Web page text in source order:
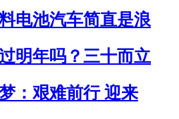
电池汽车简直是浪
明年吗？三十而立
：艰难前行 迎来